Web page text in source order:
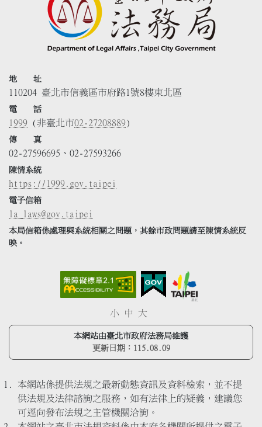
地 址
110204 臺北市信義區市府路1號8樓東北區
電 話
1999 (非臺北市02-27208889)
傳 真
02-27596695、02-27593266
陳情系統
https://1999.gov.taipei
電子信箱
la_laws@gov.taipei
本局信箱係處理與系統相關之問題，其餘市政問題請至陳情系統反
映。
小 中 大
本網站由臺北市政府法務局維護
更新日期： 115.08.09
本網站係提供法規之最新動態資訊及資料檢索，並不提
供法規及法律諮詢之服務，如有法律上的疑義，建議您
可逕向發布法規之主管機關洽詢。